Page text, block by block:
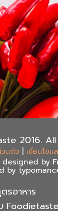
2016.
วนตัว | เงื่อนไข
by
by
รอาหาร
Foodietaste